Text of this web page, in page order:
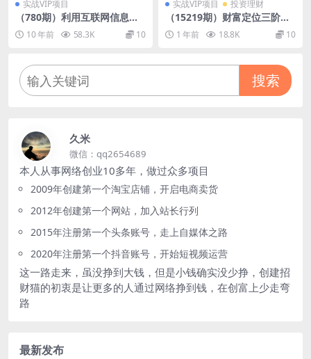
实战VIP项目
（780期）利用互联网信息不
对称操作游戏代练赚钱，轻松
日赚50元-无上限，操作简单
10 年前 58.3K 10
实战VIP项目 投资理财
（15219期）财富定位三阶
课，趋势分析加心智抢占，附
赠91种营销策略模型
1 年前 18.8K 10
搜索
久米
微信：qq2654689
本人从事网络创业10多年，做过众多项目
2009年创建第一个淘宝店铺，开启电商卖货
2012年创建第一个网站，加入站长行列
2015年注册第一个头条账号，走上自媒体之路
2020年注册第一个抖音账号，开始短视频运营
这一路走来，虽没挣到大钱，但是小钱确实没少挣，创建招
财猫的初衷是让更多的人通过网络挣到钱，在创富上少走弯
路
最新发布